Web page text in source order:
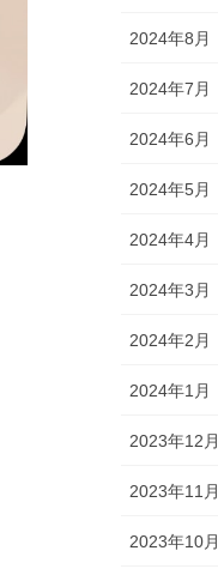
2024年8月
2024年7月
2024年6月
2024年5月
2024年4月
2024年3月
2024年2月
2024年1月
2023年12月
2023年11月
2023年10月